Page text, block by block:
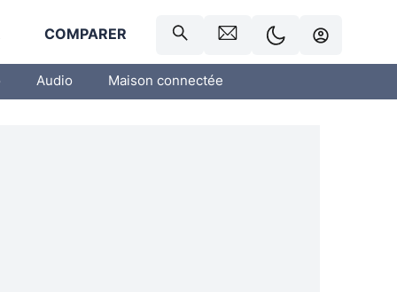
COMPARER
Audio Maison connectée